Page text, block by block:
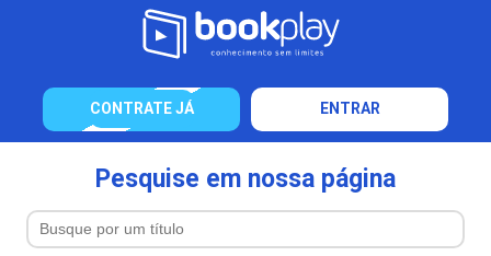
CONTRATE JÁ ENTRAR
Pesquise em nossa página